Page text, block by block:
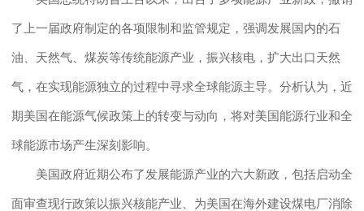
了上一届政府制定的各项限制和监管规定，强调发展国内的石
油、天然气、煤炭等传统能源产业，振兴核电，扩大出口天然
气，在实现能源独立的过程中寻求全球能源主导。分析认为，近
期美国在能源气候政策上的转变与动向，将对美国能源行业和全
球能源市场产生深刻影响。
美国政府近期公布了发展能源产业的六大新政，包括启动全
面审查现行政策以振兴核能产业、为美国在海外建设煤电厂消除